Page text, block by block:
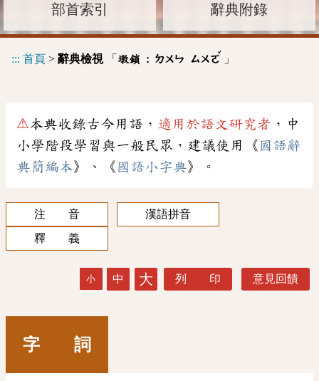
部首索引 辭典附錄
::: 首頁 > 辭典檢視「 墩鎖 : ㄉㄨㄣ ㄙㄨㄛ
ˇ
」
⚠本典收錄古今用語， 適用於語文研究者 ，中
小學階段學習與一般民眾，建議使用《 國語辭
典簡編本》、《 國語小字典》。
注 音
漢語拼音
釋 義
小 中 大 列 印 意見回饋
字 詞